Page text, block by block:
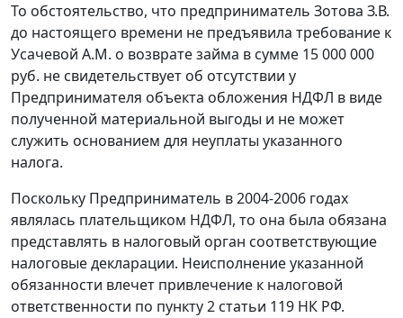
То обстоятельство, что предприниматель Зотова З.В.
до настоящего времени не предъявила требование к
Усачевой А.М. о возврате займа в сумме 15 000 000
руб. не свидетельствует об отсутствии у
Предпринимателя объекта обложения НДФЛ в виде
полученной материальной выгоды и не может
служить основанием для неуплаты указанного
налога.
Поскольку Предприниматель в 2004-2006 годах
являлась плательщиком НДФЛ, то она была обязана
представлять в налоговый орган соответствующие
налоговые декларации. Неисполнение указанной
обязанности влечет привлечение к налоговой
ответственности по пункту 2 статьи 119 НК РФ.